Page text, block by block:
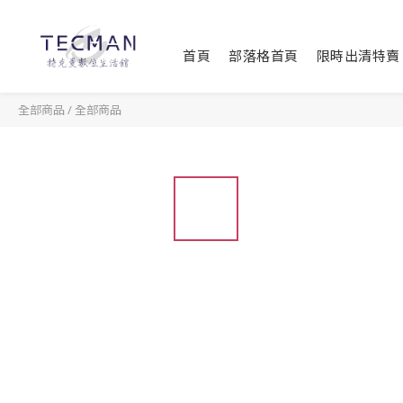
首頁 部落格首頁 限時出清特賣
全部商品 / 全部商品